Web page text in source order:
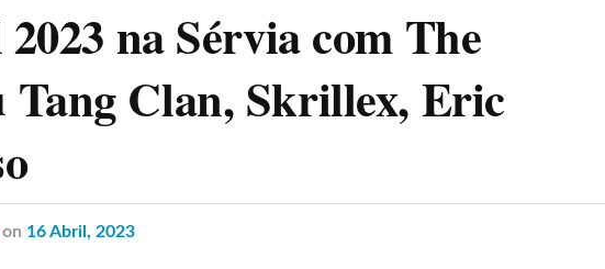
na Sérvia com The
Tang Clan, Skrillex, Eric
on 16 Abril, 2023